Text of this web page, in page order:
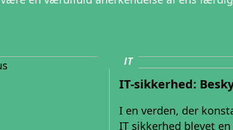
IT
IT-sikkerhed:
I en verden, der
IT sikkerhed blevet